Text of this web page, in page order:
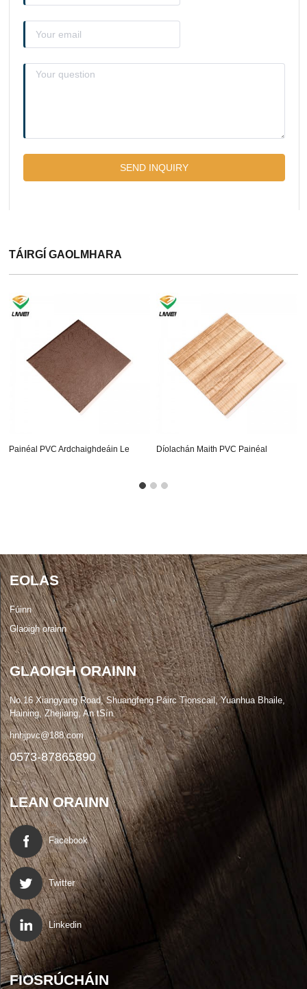
TÁIRGÍ GAOLMHARA
Painéal PVC Ardchaighdeáin Le
Díolachán Maith PVC Painéal
Pro ...
EOLAS
Fúinn
Glaoigh orainn
GLAOIGH ORAINN
No.16 Xiangyang Road, Shuangfeng Páirc Tionscail, Yuanhua Bhaile,
Haining, Zhejiang, An tSín
hnhjpvc@188.com
0573-87865890
LEAN ORAINN
Facebook
Twitter
Linkedin
FIOSRÚCHÁIN